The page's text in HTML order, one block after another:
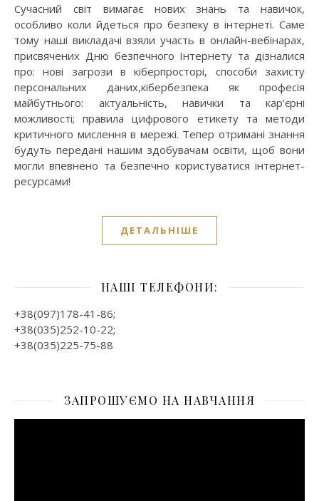
Сучасний світ вимагає нових знань та навичок,
особливо коли йдеться про безпеку в інтернеті. Саме
тому наші викладачі взяли участь в онлайн-вебінарах,
присвячених Дню безпечного Інтернету та дізналися
про: нові загрози в кіберпросторі, способи захисту
персональних даних,кібербезпека як професія
майбутнього: актуальність, навички та кар’єрні
можливості; правила цифрового етикету та методи
критичного мислення в мережі. Тепер отримані знання
будуть передані нашим здобувачам освіти, щоб вони
могли впевнено та безпечно користуватися інтернет-
ресурсами!
ДЕТАЛЬНІШЕ
НАШІ ТЕЛЕФОНИ:
+38(097)178-41-86;
+38(035)252-10-22;
+38(035)225-75-88
ЗАПРОШУЄМО НА НАВЧАННЯ
Відеопрогравач